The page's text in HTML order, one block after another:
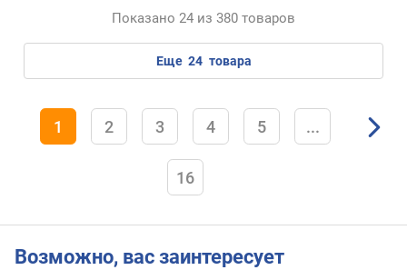
Показано 24 из 380 товаров
еще 24 товара
1 2 3 4 5 ...
16
Возможно, вас заинтересует